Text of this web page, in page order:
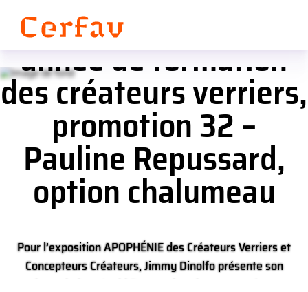
Retour sur la première
année de formation
des créateurs verriers,
promotion 32 –
Pauline Repussard,
option chalumeau
Pour l’exposition APOPHÉNIE des Créateurs Verriers et
Concepteurs Créateurs, Jimmy Dinolfo présente son